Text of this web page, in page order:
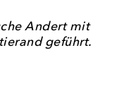
Andert mit
geführt.